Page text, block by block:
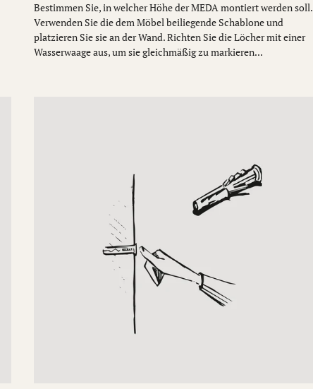
Bestimmen Sie, in welcher Höhe der MEDA montiert werden soll.
Verwenden Sie die dem Möbel beiliegende Schablone und
platzieren Sie sie an der Wand. Richten Sie die Löcher mit einer
Wasserwaage aus, um sie gleichmäßig zu markieren...